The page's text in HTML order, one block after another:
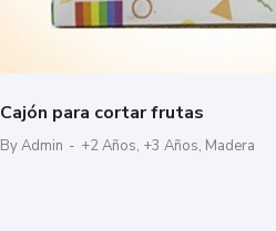
Cajón para cortar frutas
By Admin - +2 Años, +3 Años, Madera